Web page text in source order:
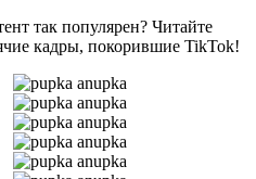
так популярен? Читайте
кадры, покорившие TikTok!